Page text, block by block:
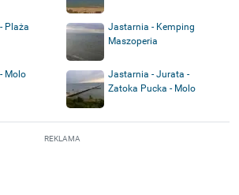
Plaża
Jastarnia - Kemping
Maszoperia
Molo
Jastarnia - Jurata -
Zatoka Pucka - Molo
REKLAMA